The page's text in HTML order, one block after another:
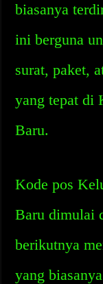
biasanya
ini berguna
surat, paket,
yang tepat di
Baru.
Kode pos
Baru dimulai
berikutnya
yang